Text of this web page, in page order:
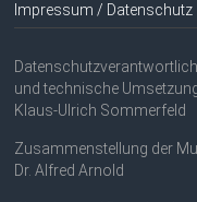
Impressum / Datenschutz
und technische
Klaus-Ulrich Sommerfeld
Zusammenstellung der
Dr. Alfred Arnold